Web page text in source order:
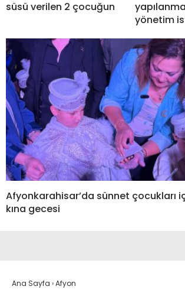
süsü verilen 2 çocuğun
yönetim
Afyonkarahisar’da sünnet çocukları
kına gecesi
Ana Sayfa ›Afyon